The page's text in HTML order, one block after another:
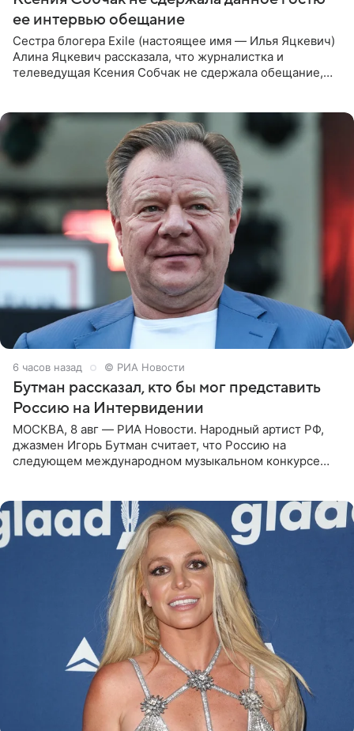
ее интервью обещание
Сестра блогера Exile (настоящее имя — Илья Яцкевич)
Алина Яцкевич рассказала, что журналистка и
телеведущая Ксения Собчак не сдержала обещание,
6 часов назад © РИА Новости
Бутман рассказал, кто бы мог представить
Россию на Интервидении
МОСКВА, 8 авг — РИА Новости. Народный артист РФ,
джазмен Игорь Бутман считает, что Россию на
следующем международном музыкальном конкурсе